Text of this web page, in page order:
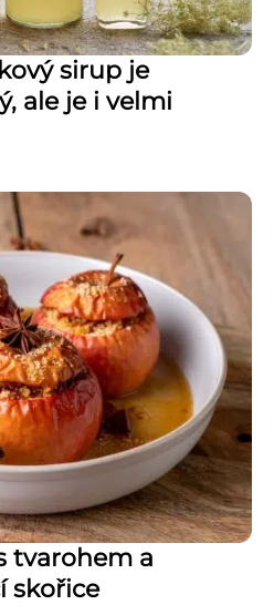
sirup je
ale je i velmi
tvarohem a
skořice